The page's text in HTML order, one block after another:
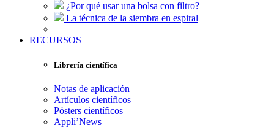
¿Por qué usar una bolsa con filtro?
La técnica de la siembra en espiral
RECURSOS
Librería científica
Notas de aplicación
Artículos científicos
Pósters científicos
Appli’News